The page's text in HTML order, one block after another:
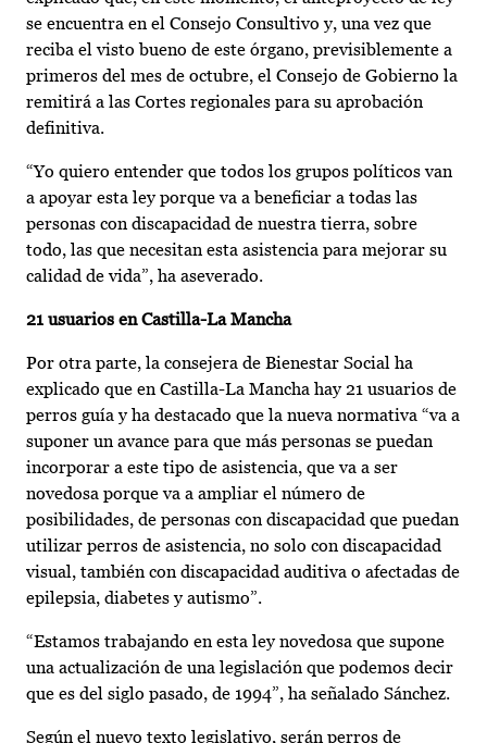
se encuentra en el Consejo Consultivo y, una vez que
reciba el visto bueno de este órgano, previsiblemente a
primeros del mes de octubre, el Consejo de Gobierno la
remitirá a las Cortes regionales para su aprobación
definitiva.
“Yo quiero entender que todos los grupos políticos van
a apoyar esta ley porque va a beneficiar a todas las
personas con discapacidad de nuestra tierra, sobre
todo, las que necesitan esta asistencia para mejorar su
calidad de vida”, ha aseverado.
21 usuarios en Castilla-La Mancha
Por otra parte, la consejera de Bienestar Social ha
explicado que en Castilla-La Mancha hay 21 usuarios de
perros guía y ha destacado que la nueva normativa “va a
suponer un avance para que más personas se puedan
incorporar a este tipo de asistencia, que va a ser
novedosa porque va a ampliar el número de
posibilidades, de personas con discapacidad que puedan
utilizar perros de asistencia, no solo con discapacidad
visual, también con discapacidad auditiva o afectadas de
epilepsia, diabetes y autismo”.
“Estamos trabajando en esta ley novedosa que supone
una actualización de una legislación que podemos decir
que es del siglo pasado, de 1994”, ha señalado Sánchez.
Según el nuevo texto legislativo, serán perros de